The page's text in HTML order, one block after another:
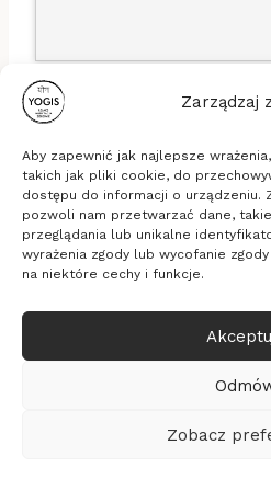
Zarządzaj
Aby zapewnić jak najlepsze
takich jak pliki cookie, do
dostępu do informacji o urządzeniu.
pozwoli nam przetwarzać dane,
przeglądania lub unikalne
wyrażenia zgody lub wycofanie
na niektóre cechy i funkcje.
Zobacz
Stowarzyszenie Yogis
ul. Długa 16b/33, 53-658
KRS: 0000635494, NIP:
© 2026 Yogis - medytacja,
Pixelmarketing
Kalendarz